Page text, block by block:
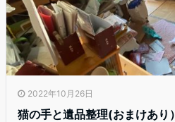
2022年10月26日
猫の手と遺品整理(おまけあり）